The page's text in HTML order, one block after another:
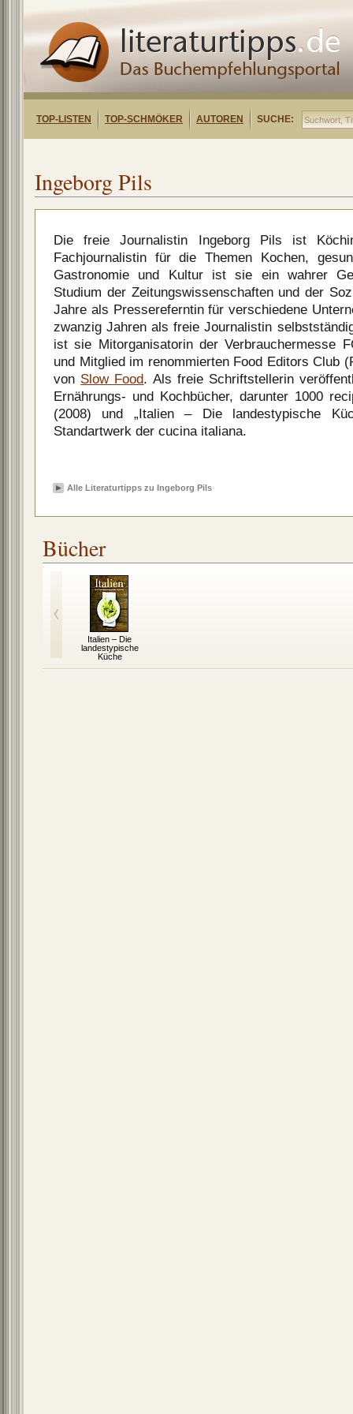
TOP-LISTEN TOP-SCHMÖKER AUTOREN SUCHE:
Ingeborg Pils
Die freie Journalistin Ingeborg Pils ist
Fachjournalistin für die Themen Kochen,
Gastronomie und Kultur ist sie ein wahrer
Studium der Zeitungswissenschaften und der
Jahre als Pressereferntin für verschiedene
zwanzig Jahren als freie Journalistin
ist sie Mitorganisatorin der Verbrauchermesse
und Mitglied im renommierten Food Editors Club
von Slow Food. Als freie Schriftstellerin
Ernährungs- und Kochbücher, darunter 1000
(2008) und „Italien – Die landestypische
Standartwerk der cucina italiana.
Alle Literaturtipps zu Ingeborg Pils
Bücher
Italien – Die
landestypische
Küche